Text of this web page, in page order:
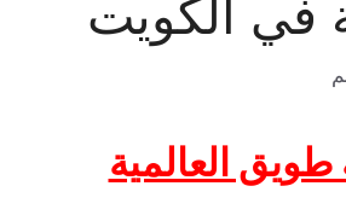
في الكويت
العالمية